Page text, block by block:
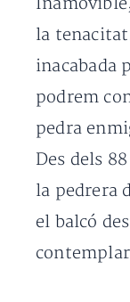
la
podrem
pedra
Des dels
la pedrera
el balcó